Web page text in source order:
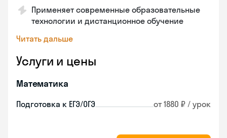
Применяет современные образовательные
технологии и дистанционное обучение
Читать дальше
Услуги и цены
Математика
Подготовка к ЕГЭ/ОГЭ от 1880 ₽ / урок